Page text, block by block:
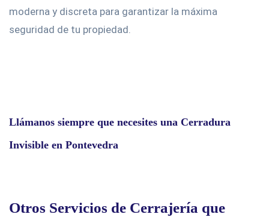
moderna y discreta para garantizar la máxima
seguridad de tu propiedad.
Llámanos siempre que necesites una Cerradura
Invisible en Pontevedra
Otros Servicios de Cerrajería que